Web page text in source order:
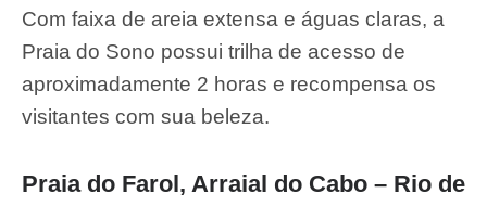
Com faixa de areia extensa e águas claras, a
Praia do Sono possui trilha de acesso de
aproximadamente 2 horas e recompensa os
visitantes com sua beleza.
Praia do Farol, Arraial do Cabo – Rio de